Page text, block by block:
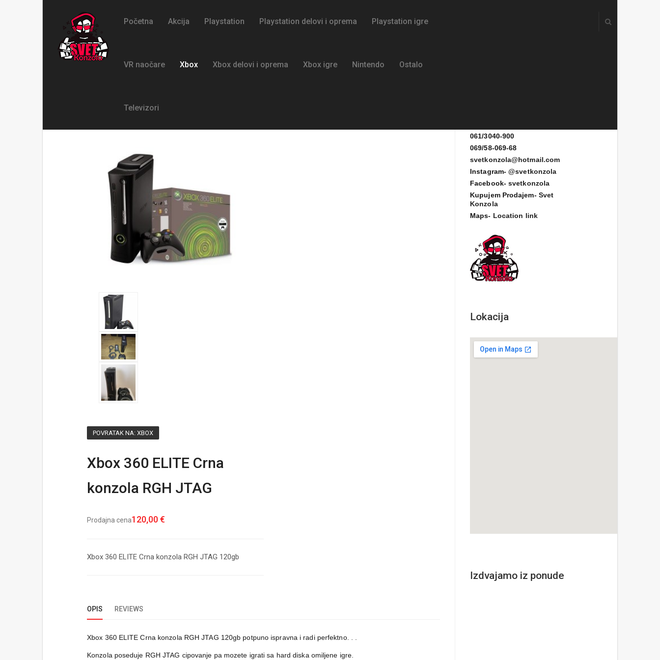
Početna Akcija Playstation Playstation delovi i oprema Playstation igre
VR naočare Xbox Xbox delovi i oprema Xbox igre Nintendo Ostalo
Televizori
POVRATAK NA: XBOX
Xbox 360 ELITE Crna
konzola RGH JTAG
Prodajna cena120,00 €
Xbox 360 ELITE Crna konzola RGH JTAG 120gb
OPIS REVIEWS
Xbox 360 ELITE Crna konzola RGH JTAG 120gb potpuno ispravna i radi perfektno. . .
Konzola poseduje RGH JTAG cipovanje pa mozete igrati sa hard diska omiljene igre.
061/3040-900
069/58-069-68
svetkonzola@hotmail.com
Instagram-@svetkonzola
Facebook- svetkonzola
Kupujem Prodajem- Svet
Konzola
Maps- Location link
Lokacija
Izdvajamo iz ponude